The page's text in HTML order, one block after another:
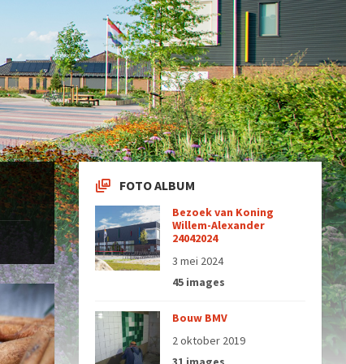
FOTO ALBUM
Bezoek van Koning
Willem-Alexander
24042024
3 mei 2024
45 images
Bouw BMV
2 oktober 2019